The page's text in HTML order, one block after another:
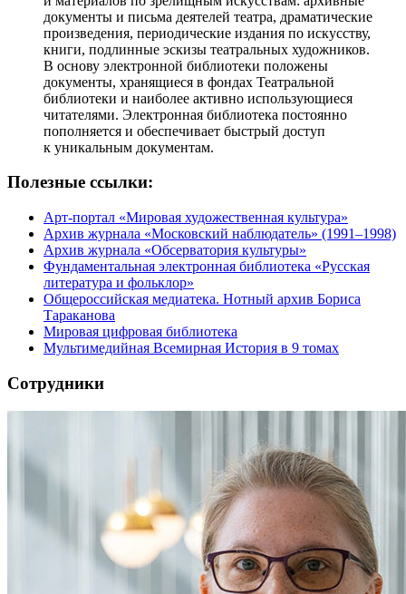
документы и письма деятелей театра, драматические
произведения, периодические издания по искусству,
книги, подлинные эскизы театральных художников.
В основу электронной библиотеки положены
документы, хранящиеся в фондах Театральной
библиотеки и наиболее активно использующиеся
читателями. Электронная библиотека постоянно
пополняется и обеспечивает быстрый доступ
к уникальным документам.
Полезные ссылки:
Арт-портал «Мировая художественная культура»
Архив журнала «Московский наблюдатель» (1991–1998)
Архив журнала «Обсерватория культуры»
Фундаментальная электронная библиотека «Русская
литература и фольклор»
Общероссийская медиатека. Нотный архив Бориса
Тараканова
Мировая цифровая библиотека
Мультимедийная Всемирная История в 9 томах
Сотрудники